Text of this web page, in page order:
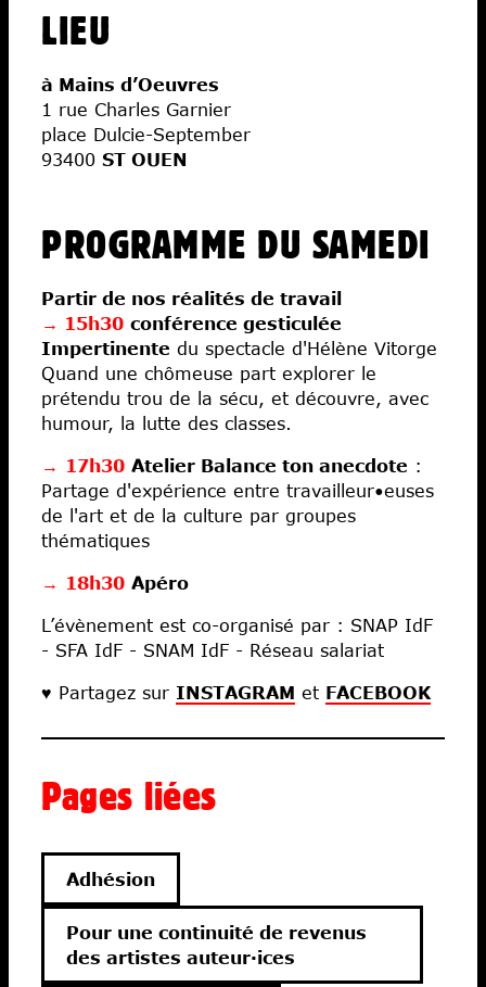
LIEU
à Mains d’Oeuvres
1 rue Charles Garnier
place Dulcie-September
93400 ST OUEN
PROGRAMME DU SAMEDI
Partir de nos réalités de travail
→ 15h30 conférence gesticulée
Impertinente du spectacle d'Hélène Vitorge
Quand une chômeuse part explorer le
prétendu trou de la sécu, et découvre, avec
humour, la lutte des classes.
→ 17h30 Atelier Balance ton anecdote :
Partage d'expérience entre travailleur•euses
de l'art et de la culture par groupes
thématiques
→ 18h30 Apéro
L’évènement est co-organisé par : SNAP IdF
- SFA IdF - SNAM IdF - Réseau salariat
♥ Partagez sur INSTAGRAM et FACEBOOK
Pages liées
Adhésion
Pour une continuité de revenus
des artistes auteur·ices